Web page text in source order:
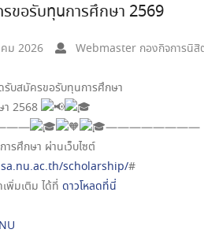
ขอรับทุนการศึกษา 2569
ม 2026 Webmaster กองกิจการนิสิ
รับสมัครขอรับทุนการศึกษา
า 2568
————————
รศึกษา ผ่านเว็บไซต์
scholarship/#
เพิ่มเติม ได้ที่ ดาวโหลดที่นี่